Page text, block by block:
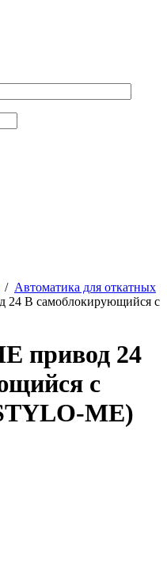
/ Автоматика для откатных
24 В самоблокирующийся с
привод 24
с
ME)